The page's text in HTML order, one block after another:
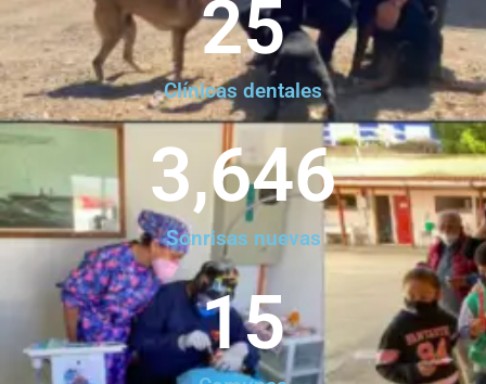
Clínicas dentales
25
Sonrisas nuevas
3,646
15